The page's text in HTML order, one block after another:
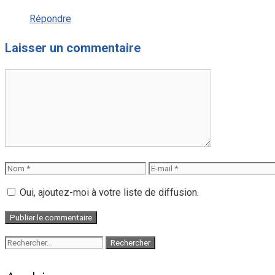
Répondre
Laisser un commentaire
Nom
E-
Oui, ajoutez-moi à votre liste de diffusion.
Rechercher :